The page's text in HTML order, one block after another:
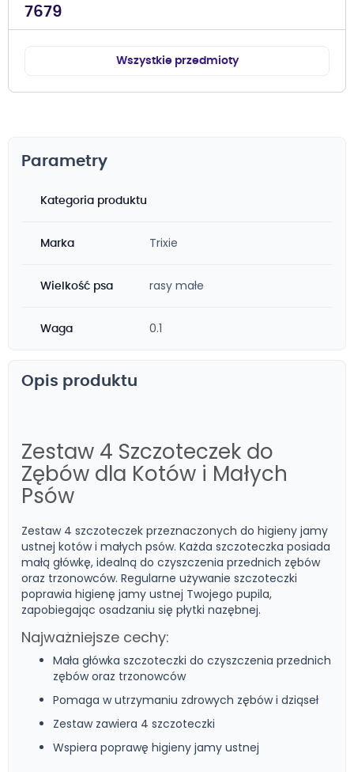
7679
Wszystkie przedmioty
Parametry
Kategoria produktu
Marka Trixie
Wielkość psa rasy małe
Waga 0.1
Opis produktu
Zestaw 4 Szczoteczek do
Zębów dla Kotów i Małych
Psów
Zestaw 4 szczoteczek przeznaczonych do higieny jamy
ustnej kotów i małych psów. Każda szczoteczka posiada
małą główkę, idealną do czyszczenia przednich zębów
oraz trzonowców. Regularne używanie szczoteczki
poprawia higienę jamy ustnej Twojego pupila,
zapobiegając osadzaniu się płytki nazębnej.
Najważniejsze cechy:
Mała główka szczoteczki do czyszczenia przednich
zębów oraz trzonowców
Pomaga w utrzymaniu zdrowych zębów i dziąseł
Zestaw zawiera 4 szczoteczki
Wspiera poprawę higieny jamy ustnej